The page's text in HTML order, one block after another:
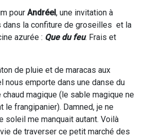
pour Andréel, une invitation à
la confiture de groseilles et la
azurée : Que du feu. Frais et
de pluie et de maracas aux
nous emporte dans une danse du
magique (le sable magique ne
le frangipanier). Damned, je ne
soleil me manquait autant. Voilà
de traverser ce petit marché des